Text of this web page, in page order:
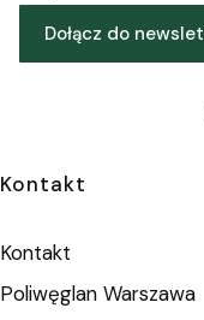
Dołącz do
Linki w
Kontakt
Kontakt
Poliwęglan Warszawa